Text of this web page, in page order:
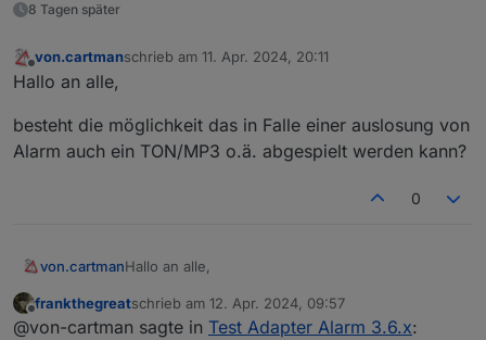
8 Tagen später
Offline
von.cartmanschrieb am 11. Apr. 2024, 20:11
zuletzt editiert von
Hallo an alle,
besteht die möglichkeit das in Falle einer auslosung von
Alarm auch ein TON/MP3 o.ä. abgespielt werden kann?
0
von.cartmanHallo an alle,
besteht die möglichkeit das in Falle einer
auslosung von Alarm auch ein TON/MP3 o.ä.
frankthegreatschrieb am 12. Apr. 2024, 09:57
zuletzt editiert von
@von-cartman sagte in Test Adapter Alarm 3.6.x: